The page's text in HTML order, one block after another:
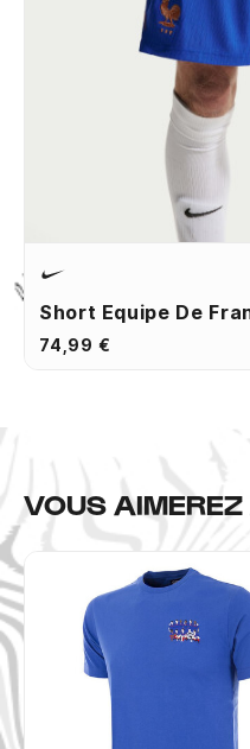
Short Equipe De
74,99 €
VOUS